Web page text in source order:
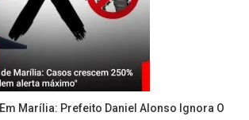
Marília: Prefeito Daniel Alonso Ignora O